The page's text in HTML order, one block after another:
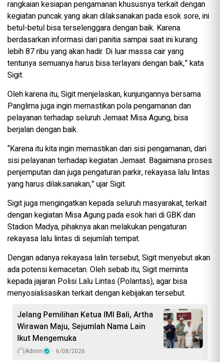
rangkaian kesiapan pengamanan khususnya terkait dengan
kegiatan puncak yang akan dilaksanakan pada esok sore, ini
betul-betul bisa terselenggara dengan baik. Karena
berdasarkan informasi dari panitia sampai saat ini kurang
lebih 87 ribu yang akan hadir. Di luar massa cair yang
tentunya semuanya harus bisa terlayani dengan baik,” kata
Sigit.
Oleh karena itu, Sigit menjelaskan, kunjungannya bersama
Panglima juga ingin memastikan pola pengamanan dan
pelayanan terhadap seluruh Jemaat Misa Agung, bisa
berjalan dengan baik.
“Karena itu kita ingin memastikan dari sisi pengamanan, dari
sisi pelayanan terhadap kegiatan Jemaat. Bagaimana proses
penjemputan dan juga pengaturan parkir, rekayasa lalu lintas
yang harus dilaksanakan,” ujar Sigit.
Sigit juga mengingatkan kepada seluruh masyarakat, terkait
dengan kegiatan Misa Agung pada esok hari di GBK dan
Stadion Madya, pihaknya akan melakukan pengaturan
rekayasa lalu lintas di sejumlah tempat.
Dengan adanya rekayasa lalin tersebut, Sigit menyebut akan
ada potensi kemacetan. Oleh sebab itu, Sigit meminta
kepada jajaran Polisi Lalu Lintas (Polantas), agar bisa
menyosialisasikan terkait dengan kebijakan tersebut.
Jelang Pemilihan Ketua IMI Bali, Artha
Wirawan Maju, Sejumlah Nama Lain
Ikut Mengemuka
Admin 6/08/2026